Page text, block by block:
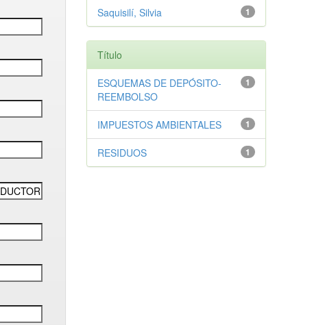
1
Saquisilí, Silvia
Título
1
ESQUEMAS DE DEPÓSITO-
REEMBOLSO
1
IMPUESTOS AMBIENTALES
1
RESIDUOS